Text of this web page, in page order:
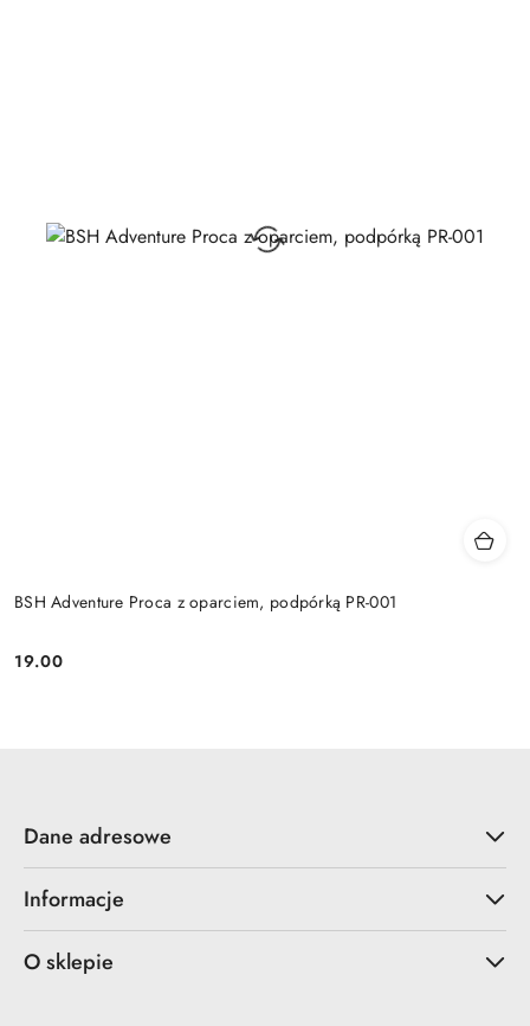
BSH Adventure Proca z oparciem, podpórką PR-001
Cena:
19.00
Dane adresowe
Informacje
O sklepie